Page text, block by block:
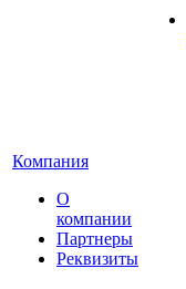
Компания
О
компании
Партнеры
Реквизиты